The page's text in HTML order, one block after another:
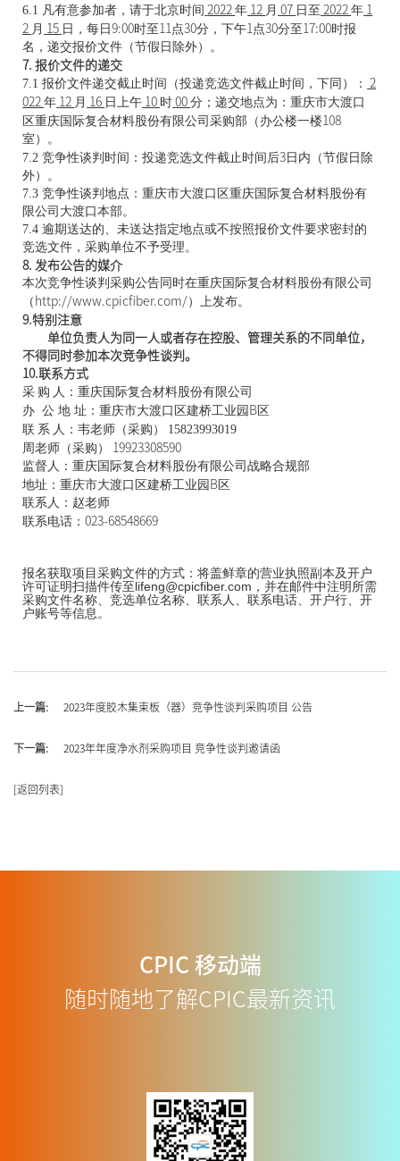
6.1 凡有意参加者，请于北京时间 2022 年 12 月 07 日至 2022 年 1
2 月 15 日，每日9:00时至 11 点30分，下午1 点30分至 17:00时报
名，递交报价文件（节假日除外）。
7. 报价文件的递交
7.1 报价文件递交截止时间（投递竞选文件截止时间，下同）：
2
022 年 12 月 16 日上午 10 时 00 分；递交地点为：重庆市大渡口
区重庆国际复合材料股份有限公司采购部（办公楼一楼 108
室）。
7.2 竞争性谈判时间：投递竞选文件截止时间后3 日内（节假日除
外）。
7.3 竞争性谈判地点：重庆市大渡口区重庆国际复合材料股份有
限公司大渡口本部。
7.4 逾期送达的、未送达指定地点或不按照报价文件要求密封的
竞选文件，采购单位不予受理。
8. 发布公告的媒介
本次竞争性谈判采购公告同时在重庆国际复合材料股份有限公司
（ http://www.cpicfiber.com/ ）上发布。
9.特别注意
单位负责人为同一人或者存在控股、管理关系的不同单位，
不得同时参加本次竞争性谈判。
10.联系方式
采 购 人：重庆国际复合材料股份有限公司
办  公 地 址：重庆市大渡口区建桥工业园 B 区
联 系 人：韦老师（采购）
15823993019
周老师（采购）
19923308590
监督人：重庆国际复合材料股份有限公司战略合规部
地址：重庆市大渡口区建桥工业园 B 区
联系人：赵老师
联系电话：023-68548669
报名获取项目采购文件的方式：将盖鲜章的营业执照副本及开户
许可证明扫描件传至lifeng@cpicfiber.com，并在邮件中注明所需
采购文件名称、竞选单位名称、联系人、联系电话、开户行、开
户账号等信息。
上一篇: 2023年度胶木集束板（器）竞争性谈判采购项目 公告
下一篇: 2023年年度净水剂采购项目 竞争性谈判邀请函
返回列表
CPIC 移动端
随时随地了解CPIC最新资讯